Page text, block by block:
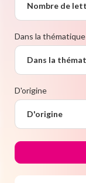
Nombre de
Dans la thématique
Dans la
D'origine
D'origine